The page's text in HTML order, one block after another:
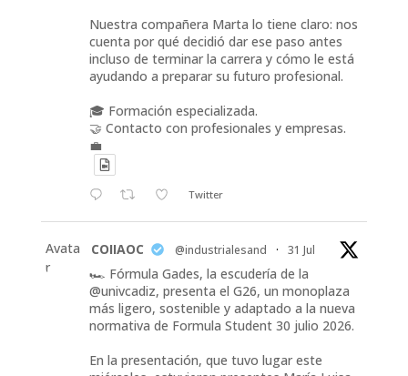
Nuestra compañera Marta lo tiene claro: nos
cuenta por qué decidió dar ese paso antes
incluso de terminar la carrera y cómo le está
ayudando a preparar su futuro profesional.
🎓 Formación especializada.
🤝 Contacto con profesionales y empresas.
💼
Twitter
Avata
r
COIIAOC @industrialesand · 31 Jul
🏎️ Fórmula Gades, la escudería de la
@univcadiz, presenta el G26, un monoplaza
más ligero, sostenible y adaptado a la nueva
normativa de Formula Student 30 julio 2026.
En la presentación, que tuvo lugar este